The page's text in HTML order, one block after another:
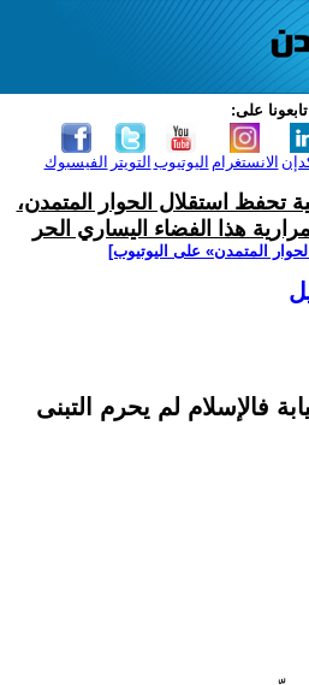
تابعونا على:
الفيسبوك التويتر اليوتيوب الانستغرام
تحفظ استقلال الحوار المتمدن،
هذا الفضاء اليساري الحر
المتمدن» على اليوتيوب]
فالإسلام لم يحرم التبنى